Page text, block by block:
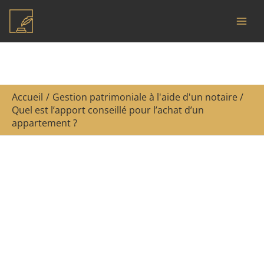
Aller
contenu
Accueil
Gestion patrimoniale à l'aide d'un notaire
Quel est l’apport conseillé pour l’achat d’un
appartement ?
R
e
c
e
r
c